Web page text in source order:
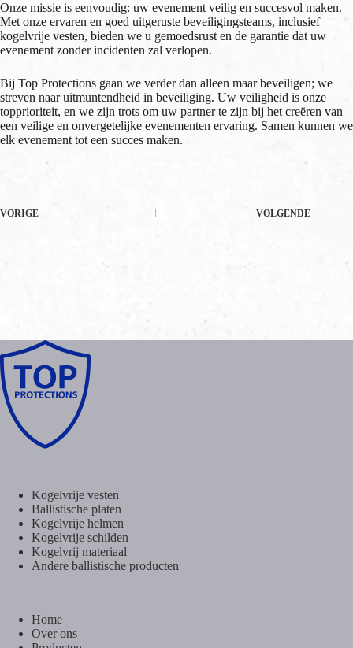
Onze missie is eenvoudig: uw evenement veilig en succesvol maken.
Met onze ervaren en goed uitgeruste beveiligingsteams, inclusief
kogelvrije vesten, bieden we u gemoedsrust en de garantie dat uw
evenement zonder incidenten zal verlopen.
Bij Top Protections gaan we verder dan alleen maar beveiligen; we
streven naar uitmuntendheid in beveiliging. Uw veiligheid is onze
topprioriteit, en we zijn trots om uw partner te zijn bij het creëren van
een veilige en onvergetelijke evenementen ervaring. Samen kunnen we
elk evenement tot een succes maken.
VORIGE VOLGENDE
Kogelvrije vesten
Ballistische platen
Kogelvrije helmen
Kogelvrije schilden
Kogelvrij materiaal
Andere ballistische producten
Home
Over ons